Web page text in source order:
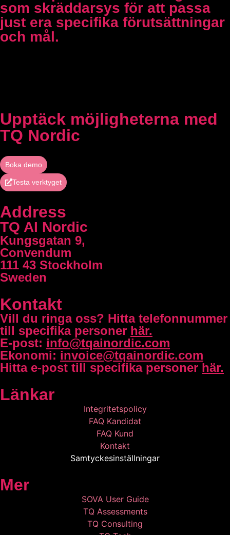
som skräddarsys för att passa
just era specifika förutsättningar
och mål.
Upptäck möjligheterna med
TQ Nordic
Boka demo
Testa verktyget
Address
TQ AI Nordic
Kungsgatan 9,
Convendum
111 43 Stockholm
Sweden
Kontakt
Vill du ringa oss? Hitta telefonnummer
till specifika personer här.
E-post: info@tqainordic.com
Ekonomi: invoice@tqainordic.com
Hitta e-post till specifika personer här.
Länkar
Integritetspolicy
FAQ Kandidat
FAQ Kund
Kontakt
Samtyckesinställningar
Mer
SOVA User Guide
TQ Assessments
TQ Consulting